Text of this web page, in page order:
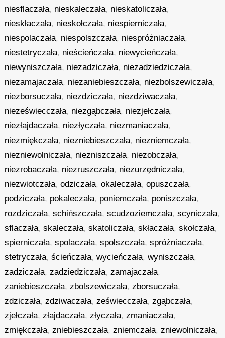
niesflaczała, nieskaleczała, nieskatoliczała,
nieskłaczała, nieskołczała, niespierniczała,
niespolaczała, niespolszczała, niespróżniaczała,
niestetryczała, nieścieńczała, niewycieńczała,
niewyniszczała, niezadziczała, niezadziedziczała,
niezamajaczała, niezaniebieszczała, niezbolszewiczała,
niezborsuczała, niezdziczała, niezdziwaczała,
niezeświecczała, niezgąbczała, niezjełczała,
niezłajdaczała, niezłyczała, niezmaniaczała,
niezmiękczała, niezniebieszczała, niezniemczała,
niezniewolniczała, niezniszczała, niezobczała,
niezrobaczała, niezruszczała, niezurzędniczała,
niezwiotczała,odziczała,okaleczała,opuszczała,
podziczała, pokaleczała, poniemczała, poniszczała,
rozdziczała,schińszczała,scudzoziemczała,scyniczała,
sflaczała,skaleczała,skatoliczała,skłaczała,skołczała,
spierniczała,spolaczała,spolszczała,spróżniaczała,
stetryczała,ścieńczała,wycieńczała,wyniszczała,
zadziczała,zadziedziczała,zamajaczała,
zaniebieszczała,zbolszewiczała,zborsuczała,
zdziczała,zdziwaczała,zeświecczała,zgąbczała,
zjełczała,złajdaczała,złyczała,zmaniaczała,
zmiękczała,zniebieszczała,zniemczała,zniewolniczała,